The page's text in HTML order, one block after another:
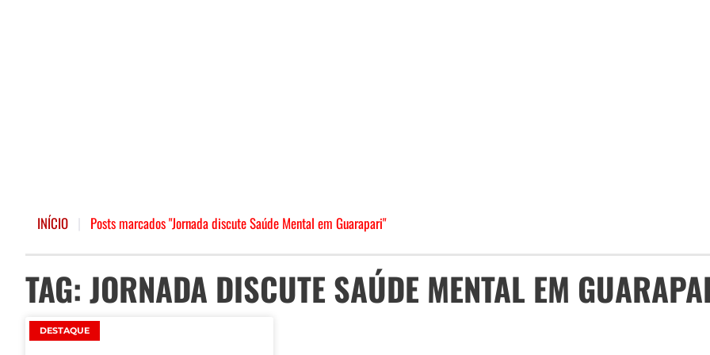
INÍCIO Posts marcados "Jornada discute Saúde Mental em Guarapari"
TAG: JORNADA DISCUTE SAÚDE MENTAL EM
DESTAQUE